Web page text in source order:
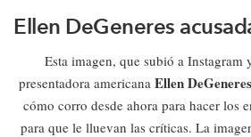
Ellen DeGeneres
Esta imagen, que subió a Instagram
presentadora americana Ellen DeGeneres
cómo corro desde ahora para hacer los
para que le lluevan las críticas. La